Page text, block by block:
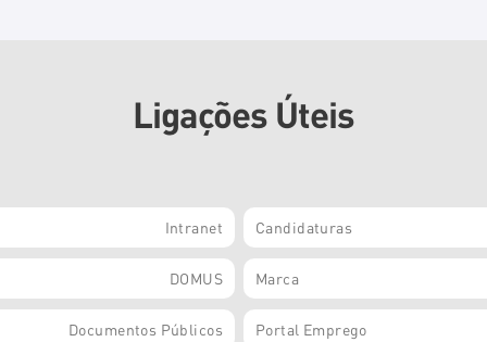
Ligações Úteis
Intranet Candidaturas
DOMUS Marca
Documentos Públicos Portal Emprego